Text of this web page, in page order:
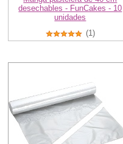
desechables - FunCakes - 10
unidades
(1)